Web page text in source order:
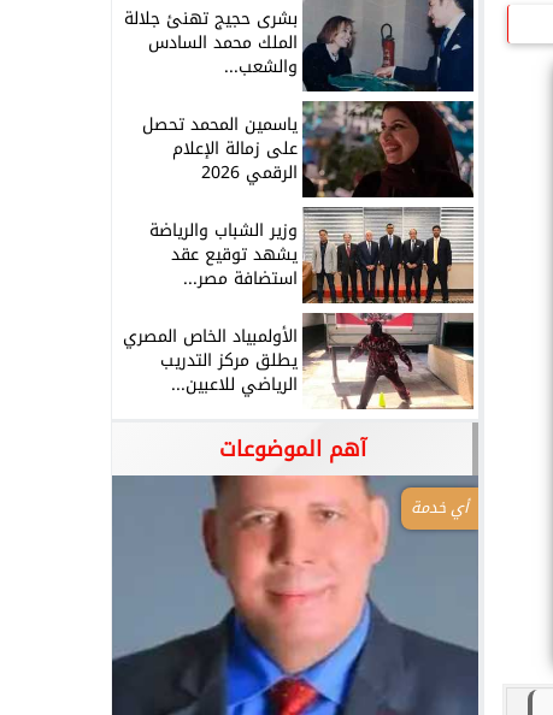
بشرى حجيج تهنئ جلالة
الملك محمد السادس
والشعب...
ياسمين المحمد تحصل
على زمالة الإعلام
الرقمي 2026
وزير الشباب والرياضة
يشهد توقيع عقد
استضافة مصر...
الأولمبياد الخاص المصري
يطلق مركز التدريب
الرياضي للاعبين...
آهم الموضوعات
أي خدمة